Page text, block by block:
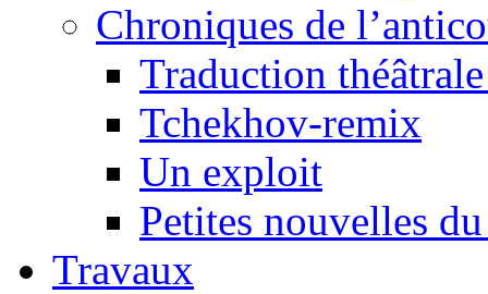
Chroniques de
Traduction
Tchekhov-remix
Un exploit
Petites nouvelles
Travaux